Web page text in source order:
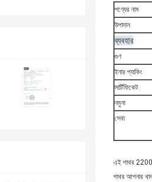
পণ্যের নাম
উপাদান
ব্যবহার
গুণ
ইনার প্যাকিং
সার্টিফিকেট
নমুনা
সেবা
এই পাথর 2200
পাথর আপনার